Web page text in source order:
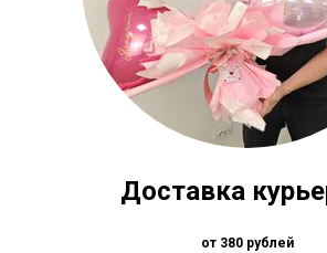
Доставка
от 380 рублей